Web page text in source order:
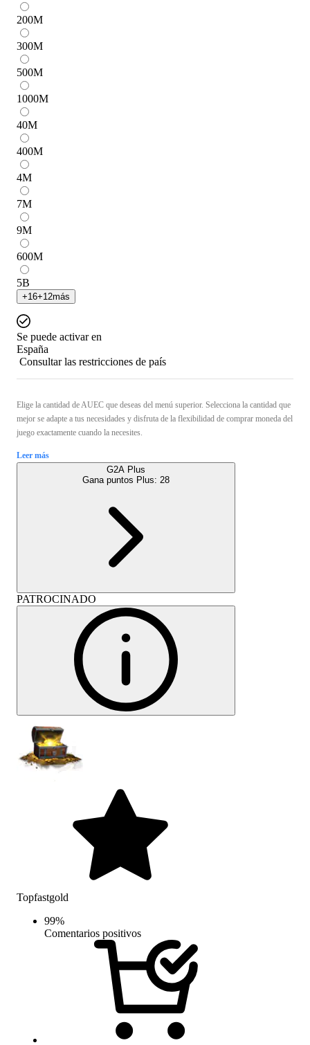
200M
300M
500M
1000M
40M
400M
4M
7M
9M
600M
5B
+16+12más
Se puede activar en
España
Consultar las restricciones de país
Elige la cantidad de AUEC que deseas del menú superior. Selecciona la cantidad que
mejor se adapte a tus necesidades y disfruta de la flexibilidad de comprar moneda del
juego exactamente cuando la necesites.
Leer más
G2A Plus
Gana puntos Plus: 28
PATROCINADO
Topfastgold
99%
Comentarios positivos